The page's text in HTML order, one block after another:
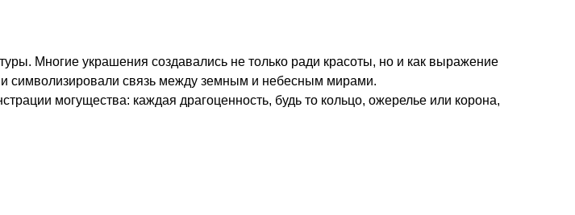
Многие украшения создавались не только ради красоты, но и как выражение
символизировали связь между земным и небесным мирами.
могущества: каждая драгоценность, будь то кольцо, ожерелье или корона,